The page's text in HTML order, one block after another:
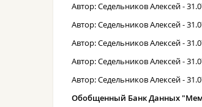
Автор: Седельников Алексей -
Автор: Седельников Алексей -
Автор: Седельников Алексей -
Автор: Седельников Алексей -
Автор: Седельников Алексей -
Обобщенный Банк Данных